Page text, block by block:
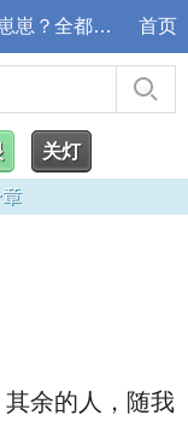
第18章 司瑶去救苏将军_敢惹判官崽崽？全都收拾下地府吧 首页
关灯
余的人，随我